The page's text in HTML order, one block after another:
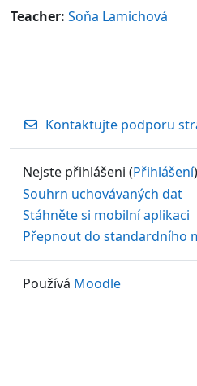
Teacher: Soňa Lamichová
Kontaktujte podporu
Nejste přihlášeni (Přihlášení)
Souhrn uchovávaných dat
Stáhněte si mobilní aplikaci
Přepnout do standardního
Používá Moodle